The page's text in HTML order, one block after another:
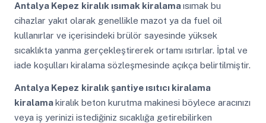
Antalya Kepez kiralık ısımak kiralamaısımak bu
cihazlar yakıt olarak genellikle mazot ya da fuel oil
kullanırlar ve içerisindeki brülör sayesinde yüksek
sıcaklıkta yanma gerçekleştirerek ortamı ısıtırlar. İptal ve
iade koşulları kiralama sözleşmesinde açıkça belirtilmiştir.
Antalya Kepez kiralık şantiye ısıtıcı kiralama
kiralamakiralık beton kurutma makinesi böylece aracınızı
veya iş yerinizi istediğiniz sıcaklığa getirebilirken